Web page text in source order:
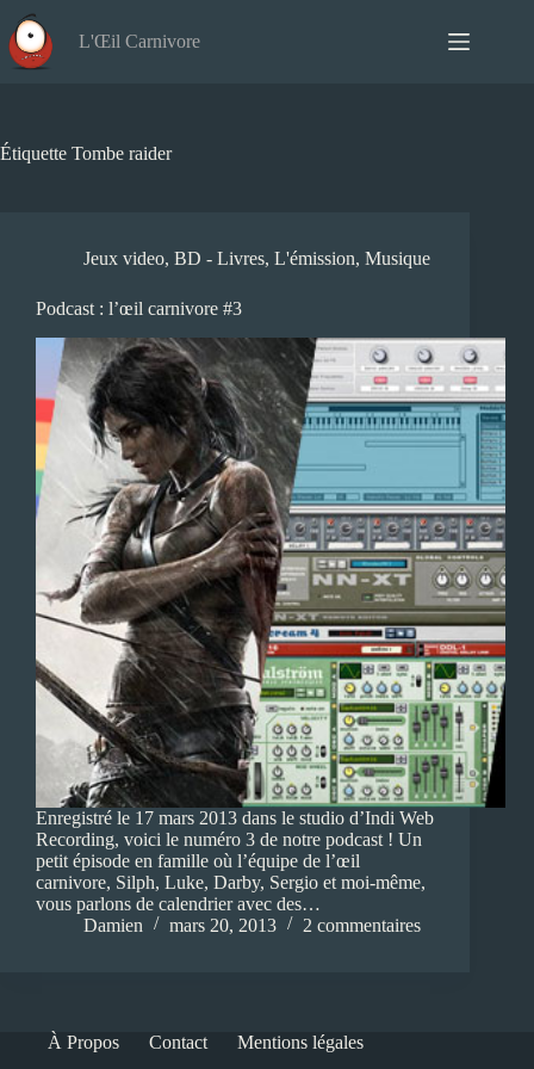
au
contenu
L'Œil Carnivore
Étiquette Tombe raider
Jeux video, BD - Livres, L'émission, Musique
Podcast : l’œil carnivore #3
Enregistré le 17 mars 2013 dans le studio d’Indi Web
Recording, voici le numéro 3 de notre podcast ! Un
petit épisode en famille où l’équipe de l’œil
carnivore, Silph, Luke, Darby, Sergio et moi-même,
vous parlons de calendrier avec des…
Damien
mars 20, 2013 2 commentaires
À Propos Contact Mentions légales